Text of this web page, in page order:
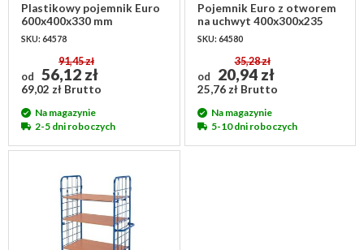
Plastikowy pojemnik Euro
600x400x330 mm
SKU: 64578
od
91,45 zł
56,12 zł
69,02 zł Brutto
Na magazynie
2-5 dni roboczych
Pojemnik Euro z otworem
na uchwyt 400x300x235
mm - 20 litrów
SKU: 64580
od
35,28 zł
20,94 zł
25,76 zł Brutto
Na magazynie
5-10 dni roboczych